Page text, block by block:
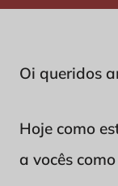
Oi queridos
Hoje como
a vocês